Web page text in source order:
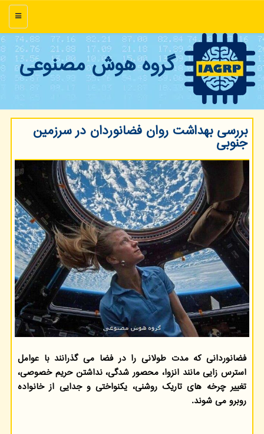
منو
گروه هوش مصنوعی
بررسی بهداشت روان فضانوردان در سرزمین
جنوبی
فضانوردانی که مدت طولانی را در فضا می گذرانند با عوامل
استرس زایی مانند انزوا، محصور شدگی، نداشتن حریم خصوصی،
تغییر چرخه های تاریک روشنی، یکنواختی و جدایی از خانواده
روبرو می شوند.